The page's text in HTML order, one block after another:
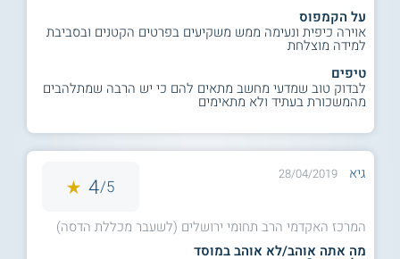
על הקמפוס
אוירה כיפית ונעימה ממש משקיעים בפרטים הקטנים ובסביבת
למידה מוצלחת
טיפים
לבדוק טוב שמדעי מחשב מתאים להם כי יש הרבה שמתלהבים
מהמשכורת בעתיד ולא מתאימים
גיא 28/04/2019
5/
4
המרכז האקדמי הרב תחומי ירושלים (לשעבר מכללת הדסה)
מה אתה אוהב/לא אוהב במוסד